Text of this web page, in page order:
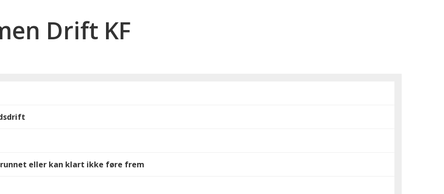
Drift KF
eller kan klart ikke føre frem